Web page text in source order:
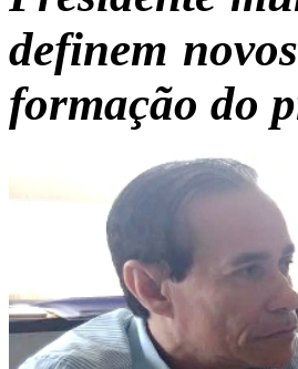
definem
formação do